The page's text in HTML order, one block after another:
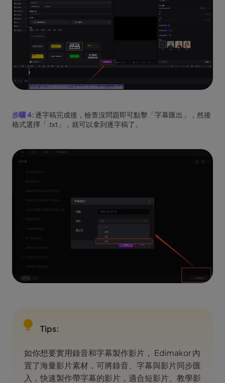
步驟 4:逐字稿完成後，檢查沒問題即可點擊「字幕匯出」，然後
格式選擇「.txt」，就可以拿到逐字稿了。
Tips:
如你想要實用錄音和字幕製作影片， Edimakor 內
置了海量影片素材，可將錄音、字幕與影片同步匯
入，快速製作帶字幕的影片，適合短影片、教學影